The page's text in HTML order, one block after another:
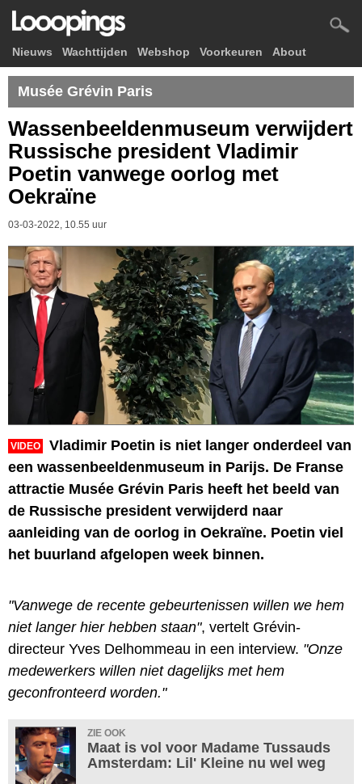
Nieuws Wachttijden Webshop Voorkeuren About
Musée Grévin Paris
Wassenbeeldenmuseum verwijdert
Russische president Vladimir
Poetin vanwege oorlog met
Oekraïne
03-03-2022, 10.55 uur
VIDEO
Vladimir Poetin is niet langer onderdeel van
een wassenbeeldenmuseum in Parijs. De Franse
attractie Musée Grévin Paris heeft het beeld van
de Russische president verwijderd naar
aanleiding van de oorlog in Oekraïne. Poetin viel
het buurland afgelopen week binnen.
"Vanwege de recente gebeurtenissen willen we hem
niet langer hier hebben staan", vertelt Grévin-
directeur Yves Delhommeau in een interview. "Onze
medewerkers willen niet dagelijks met hem
geconfronteerd worden."
ZIE OOK
Maat is vol voor Madame Tussauds
Amsterdam: Lil' Kleine nu wel weg